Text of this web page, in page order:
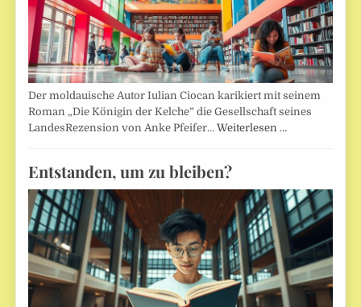
Der moldauische Autor Iulian Ciocan karikiert mit seinem
Roman „Die Königin der Kelche” die Gesellschaft seines
LandesRezension von Anke Pfeifer…Weiterlesen …
Entstanden, um zu bleiben?